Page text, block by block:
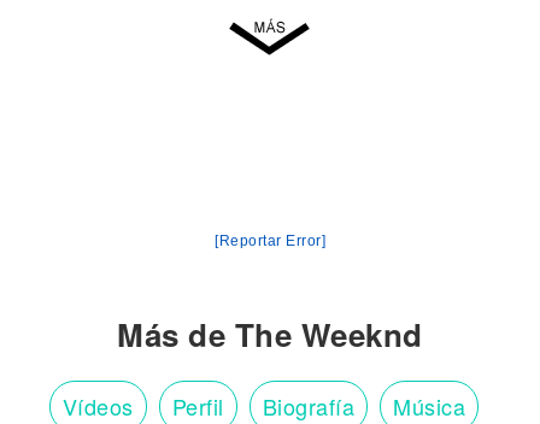
[Reportar Error]
Más de The Weeknd
Vídeos Perfil Biografía Música